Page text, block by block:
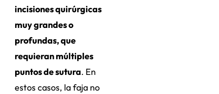
incisiones quirúrgicas
muy grandes o
profundas, que
requieran múltiples
puntos de sutura. En
estos casos, la faja no